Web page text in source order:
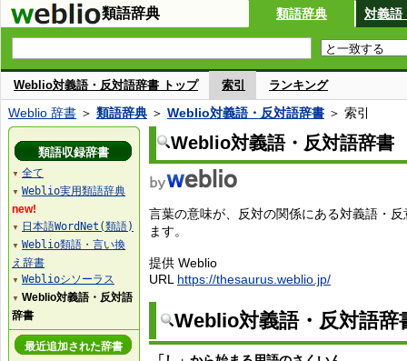
類語辞典 類語辞典 対義語
Weblio対義語・反対語辞書 トップ 索引 ランキング
Weblio 辞書 ＞ 類語辞典 ＞ Weblio対義語・反対語辞書 ＞ 索引
Weblio対義語・反対語辞書
言葉の意味が、反対の関係にある対義語・
ます。
提供 Weblio
URL https://thesaurus.weblio.jp/
Weblio対義語・反対語
類語収録辞書
▼ 全て
▼ Weblio実用類語辞典
new!
▼ 日本語WordNet(類語)
▼ Weblio類語・言い換
え辞書
▼ Weblioシソーラス
▼ Weblio対義語・反対語
辞書
最近追加された辞書